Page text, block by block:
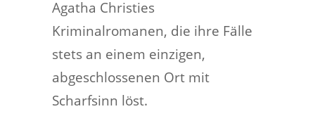
Agatha Christies
Kriminalromanen, die ihre Fälle
stets an einem einzigen,
abgeschlossenen Ort mit
Scharfsinn löst.